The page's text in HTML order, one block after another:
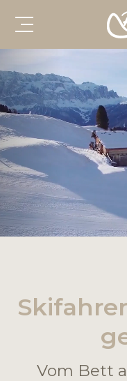
Vom Bett